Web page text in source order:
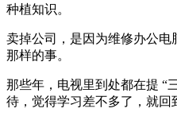
种植知识。
卖掉公司，是因为维修办公
那样的事。
那些年，电视里到处都在提 “
待，觉得学习差不多了，就回